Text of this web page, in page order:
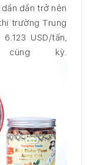
dần trở nên
trường Trung
USD/tấn,
kỳ.